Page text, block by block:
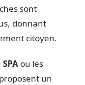
sont
donnant
citoyen.
SPA ou les
un